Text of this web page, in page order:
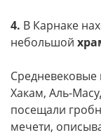
4. В Карнаке
небольшой
Хакам, Аль-
посещали
мечети,